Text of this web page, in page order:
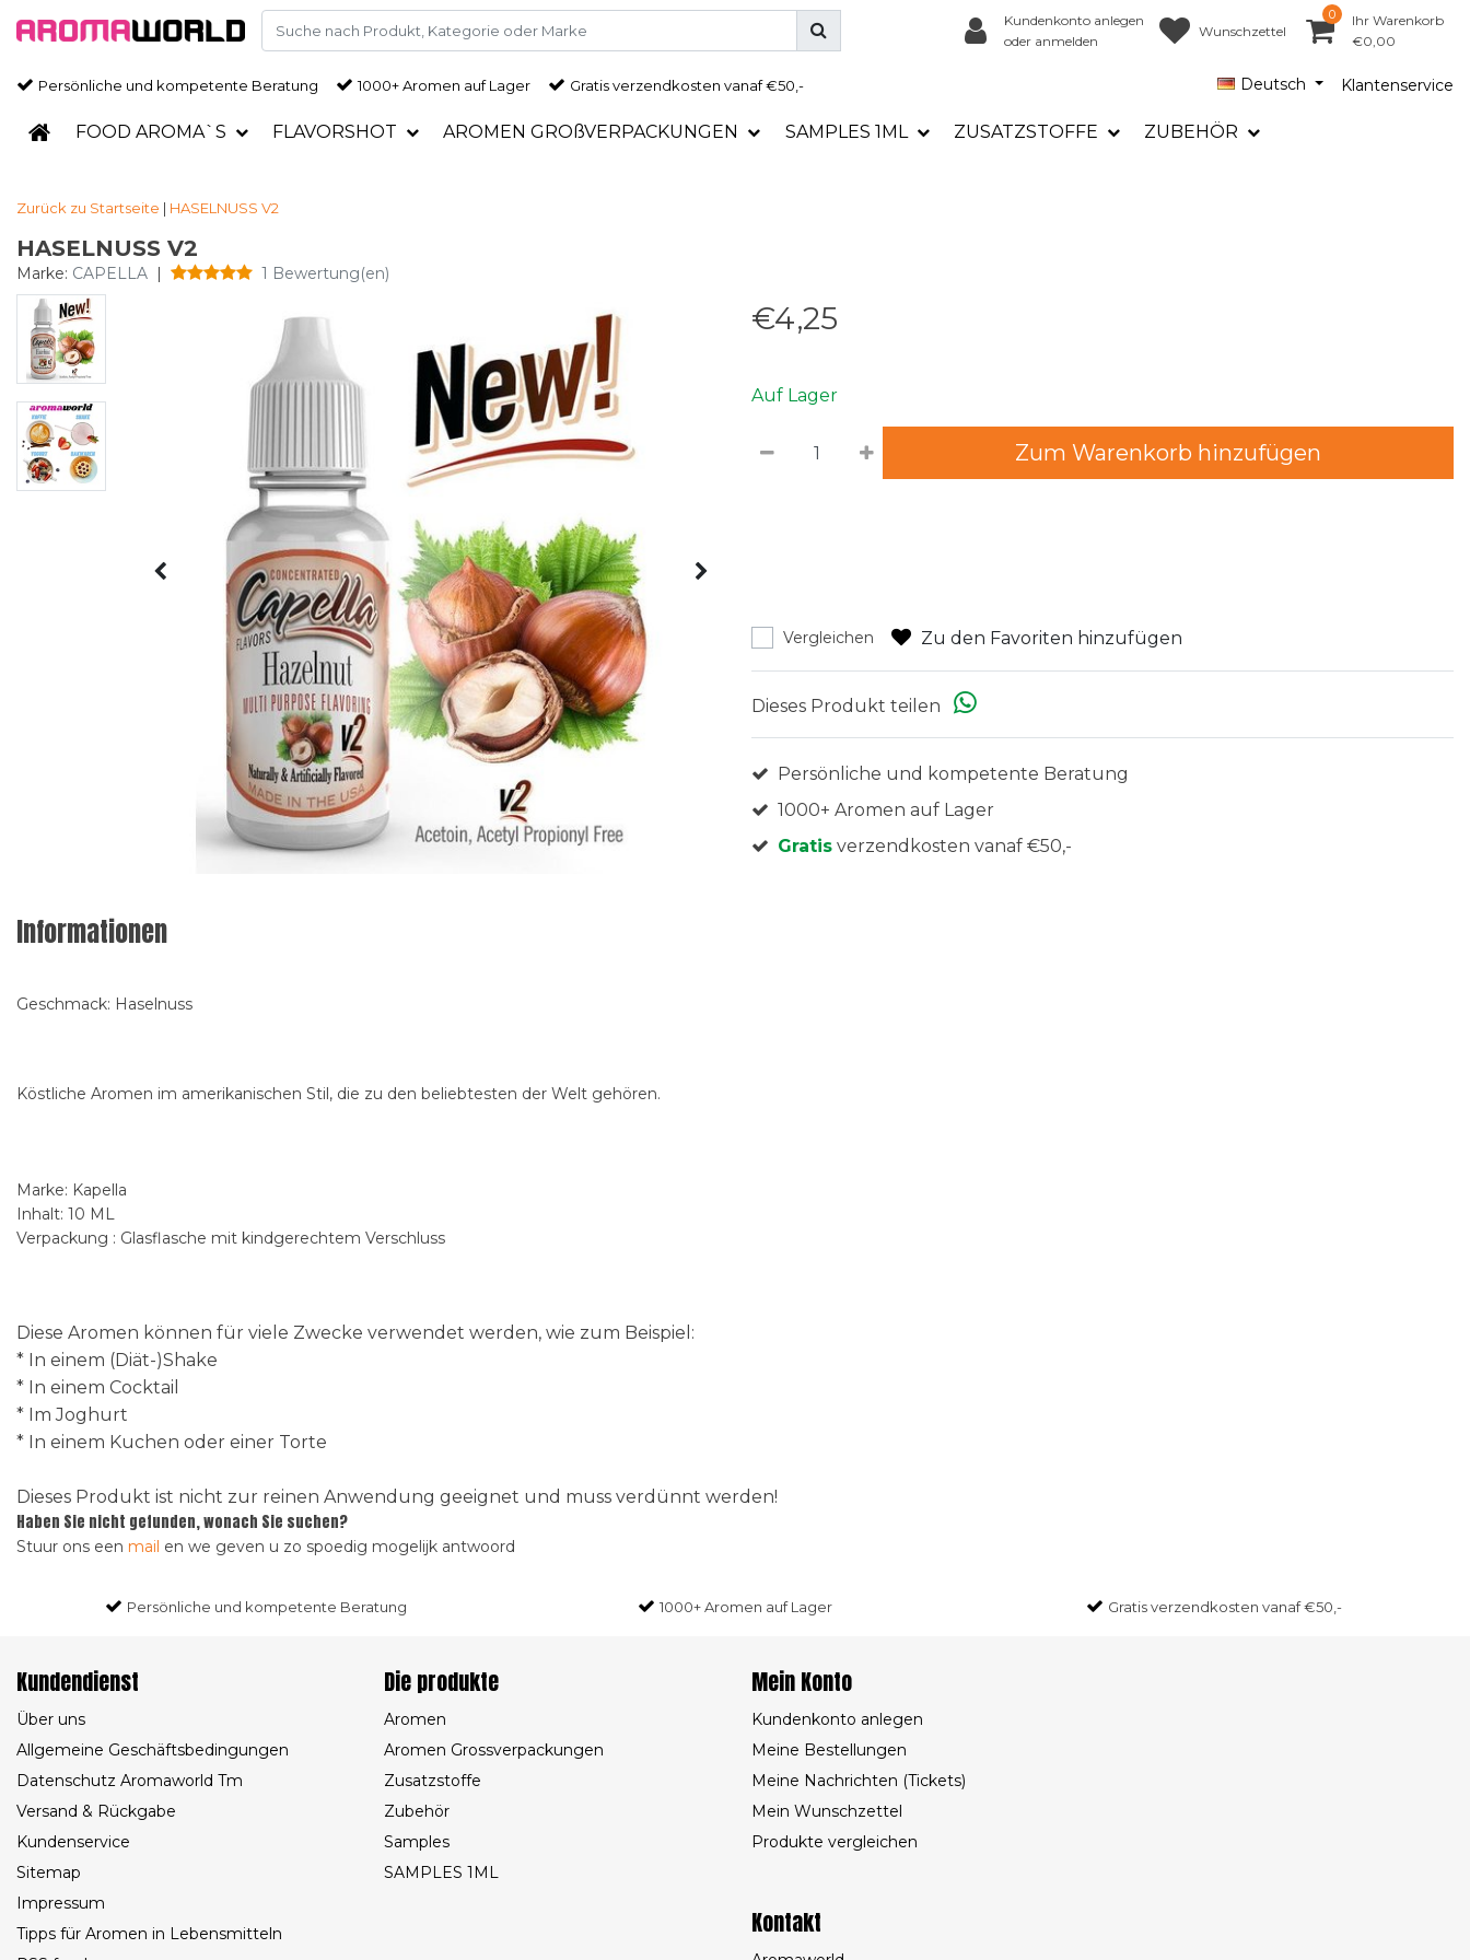
Kundenkonto anlegen
oder anmelden
Wunschzettel
0
Ihr Warenkorb
€0,00
Persönliche und kompetente Beratung 1000+ Aromen auf Lager Gratisverzendkosten vanaf €50,- Deutsch Klantenservice
FOOD AROMA`S FLAVORSHOT AROMEN GROßVERPACKUNGEN SAMPLES 1ML ZUSATZSTOFFE ZUBEHÖR
Zurück zu Startseite | HASELNUSS V2
HASELNUSS V2
Marke: CAPELLA | 1 Bewertung(en)
€4,25
Auf Lager
Zum Warenkorb hinzufügen
Vergleichen Zu den Favoriten hinzufügen
Dieses Produkt teilen
Persönliche und kompetente Beratung
1000+ Aromen auf Lager
Gratis verzendkosten vanaf €50,-
Informationen
Geschmack: Haselnuss
Köstliche Aromen im amerikanischen Stil, die zu den beliebtesten der Welt gehören.
Marke: Kapella
Inhalt: 10 ML
Verpackung : Glasflasche mit kindgerechtem Verschluss
Diese Aromen können für viele Zwecke verwendet werden, wie zum Beispiel:
* In einem (Diät-)Shake
* In einem Cocktail
* Im Joghurt
* In einem Kuchen oder einer Torte
Dieses Produkt ist nicht zur reinen Anwendung geeignet und muss verdünnt werden!
Haben Sie nicht gefunden, wonach Sie suchen?
Stuur ons een mail en we geven u zo spoedig mogelijk antwoord
Persönliche und kompetente Beratung 1000+ Aromen auf Lager Gratisverzendkosten vanaf €50,-
Kundendienst
Über uns
Allgemeine Geschäftsbedingungen
Datenschutz Aromaworld Tm
Versand & Rückgabe
Kundenservice
Sitemap
Impressum
Tipps für Aromen in Lebensmitteln
Die produkte
Aromen
Aromen Grossverpackungen
Zusatzstoffe
Zubehör
Samples
SAMPLES 1ML
Mein Konto
Kundenkonto anlegen
Meine Bestellungen
Meine Nachrichten (Tickets)
Mein Wunschzettel
Produkte vergleichen
Kontakt